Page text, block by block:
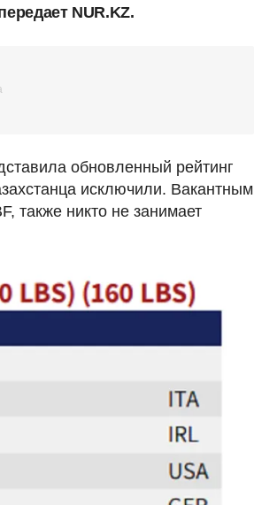
NUR.KZ.
обновленный рейтинг
исключили. Вакантным
также никто не занимает